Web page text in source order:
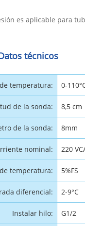
es aplicable para
técnicos
temperatura: 0-
de la sonda: 8,5 cm
de la sonda: 8mm
nominal: 220
temperatura: 5%FS
diferencial: 2-9°C
Instalar hilo: G1/2